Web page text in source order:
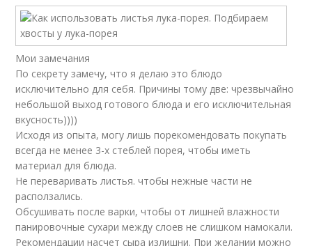
Мои замечания
По секрету замечу, что я делаю это блюдо
исключительно для себя. Причины тому две: чрезвычайно
небольшой выход готового блюда и его исключительная
вкусность))))
Исходя из опыта, могу лишь порекомендовать покупать
всегда не менее 3-х стеблей порея, чтобы иметь
материал для блюда.
Не переваривать листья. чтобы нежные части не
расползались.
Обсушивать после варки, чтобы от лишней влажности
панировочные сухари между слоев не слишком намокали.
Рекомендации насчет сыра излишни. При желании можно